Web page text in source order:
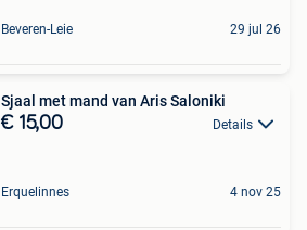
Beveren-Leie 29 jul 26
Sjaal met mand van Aris Saloniki
€ 15,00 Details
Erquelinnes 4 nov 25